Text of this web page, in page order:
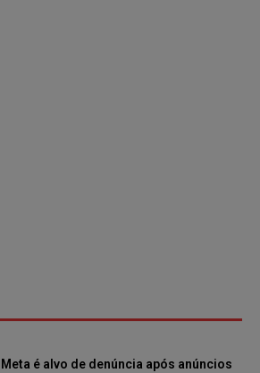
Meta é alvo de denúncia após anúncios